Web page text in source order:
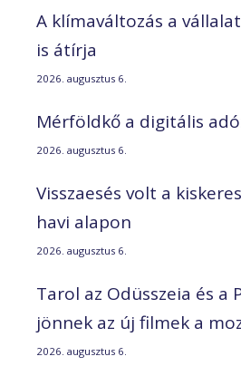
A klímaváltozás a
is átírja
2026. augusztus 6.
Mérföldkő a digitális
2026. augusztus 6.
Visszaesés volt a
havi alapon
2026. augusztus 6.
Tarol az Odüsszeia és a
jönnek az új filmek a
2026. augusztus 6.